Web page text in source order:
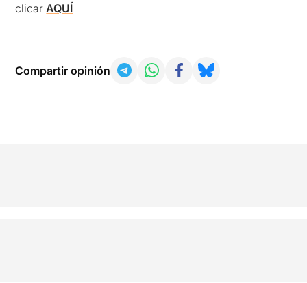
clicarAQUÍ
Compartir opinión